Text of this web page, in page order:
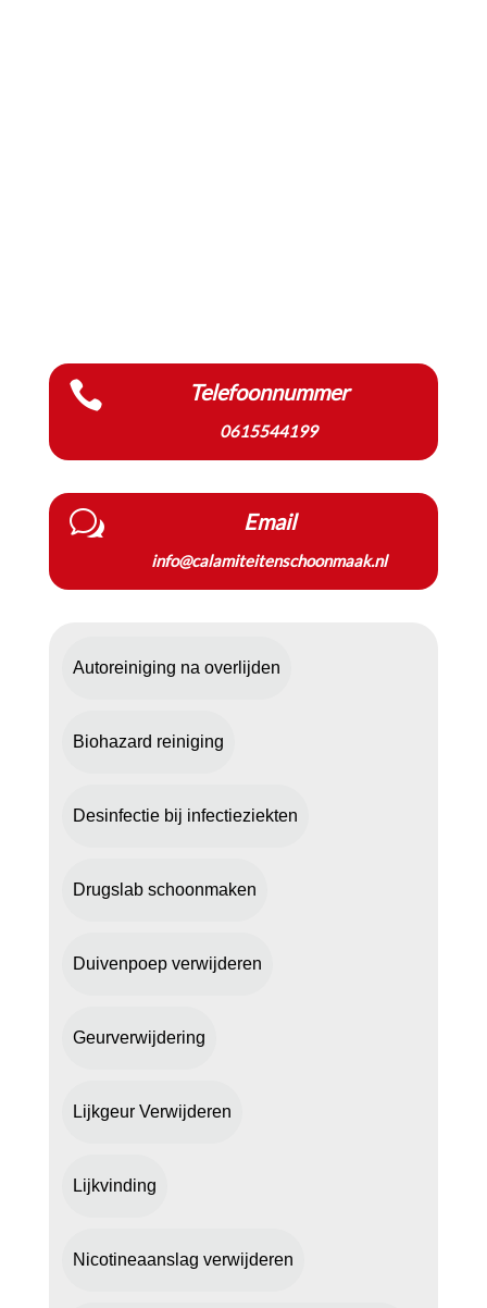
 Telefoonnummer
0615544199
w Email
info@calamiteitenschoonmaak.nl
Autoreiniging na overlijden
Biohazard reiniging
Desinfectie bij infectieziekten
Drugslab schoonmaken
Duivenpoep verwijderen
Geurverwijdering
Lijkgeur Verwijderen
Lijkvinding
Nicotineaanslag verwijderen